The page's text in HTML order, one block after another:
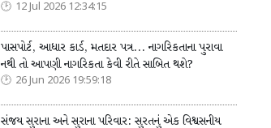
12 Jul 2026 12:34:15
પાસપોર્ટ, આધાર કાર્ડ, મતદાર પત્ર... નાગરિકતાના પુરાવા
નથી તો આપણી નાગરિકતા કેવી રીતે સાબિત થશે?
26 Jun 2026 19:59:18
સંજય સુરાના અને સુરાના પરિવાર: સુરતનું એક વિશ્વસનીય